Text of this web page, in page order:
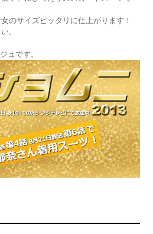
のサイズピッタリに仕上がります！
。
ュです。